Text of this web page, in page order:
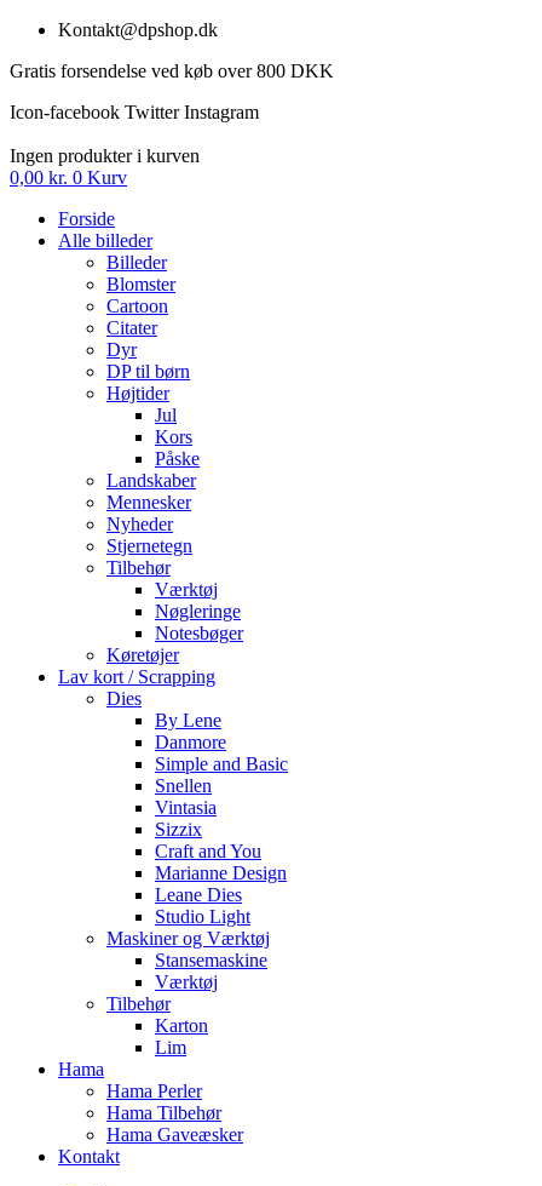
Videre
indhold
Kontakt@dpshop.dk
Gratis forsendelse ved køb over 800 DKK
Icon-facebook Twitter Instagram
Ingen produkter i kurven
0,00 kr. 0 Kurv
Forside
Alle billeder
Billeder
Blomster
Cartoon
Citater
Dyr
DP til børn
Højtider
Jul
Kors
Påske
Landskaber
Mennesker
Nyheder
Stjernetegn
Tilbehør
Værktøj
Nøgleringe
Notesbøger
Køretøjer
Lav kort / Scrapping
Dies
By Lene
Danmore
Simple and Basic
Snellen
Vintasia
Sizzix
Craft and You
Marianne Design
Leane Dies
Studio Light
Maskiner og Værktøj
Stansemaskine
Værktøj
Tilbehør
Karton
Lim
Hama
Hama Perler
Hama Tilbehør
Hama Gaveæsker
Kontakt